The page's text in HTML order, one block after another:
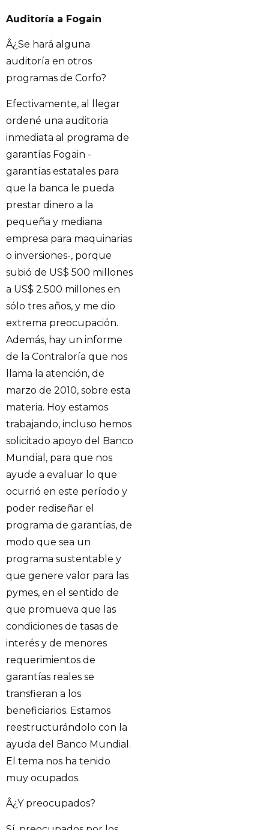
Auditoría a Fogain
Â¿Se hará alguna
auditoría en otros
programas de Corfo?
Efectivamente, al llegar
ordené una auditoria
inmediata al programa de
garantías Fogain -
garantías estatales para
que la banca le pueda
prestar dinero a la
pequeña y mediana
empresa para maquinarias
o inversiones-, porque
subió de US$ 500 millones
a US$ 2.500 millones en
sólo tres años, y me dio
extrema preocupación.
Además, hay un informe
de la Contraloría que nos
llama la atención, de
marzo de 2010, sobre esta
materia. Hoy estamos
trabajando, incluso hemos
solicitado apoyo del Banco
Mundial, para que nos
ayude a evaluar lo que
ocurrió en este período y
poder rediseñar el
programa de garantías, de
modo que sea un
programa sustentable y
que genere valor para las
pymes, en el sentido de
que promueva que las
condiciones de tasas de
interés y de menores
requerimientos de
garantías reales se
transfieran a los
beneficiarios. Estamos
reestructurándolo con la
ayuda del Banco Mundial.
El tema nos ha tenido
muy ocupados.
Â¿Y preocupados?